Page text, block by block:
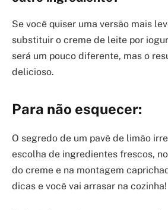
Se você quiser uma versão mais
substituir o creme de leite por
será um pouco diferente, mas o
delicioso.
Para não esquecer:
O segredo de um pavê de limão
escolha de ingredientes frescos,
do creme e na montagem
dicas e você vai arrasar na cozinha!